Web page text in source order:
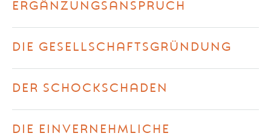
ERGÄNZUNGSANSPRUCH
DIE GESELLSCHAFTSGRÜNDUNG
DER SCHOCKSCHADEN
DIE EINVERNEHMLICHE